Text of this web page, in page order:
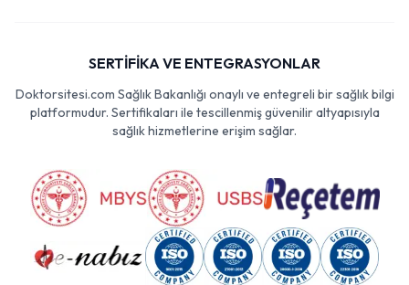
SERTİFİKA VE ENTEGRASYONLAR
Doktorsitesi.com Sağlık Bakanlığı onaylı ve entegreli bir sağlık bilgi
platformudur. Sertifikaları ile tescillenmiş güvenilir altyapısıyla
sağlık hizmetlerine erişim sağlar.